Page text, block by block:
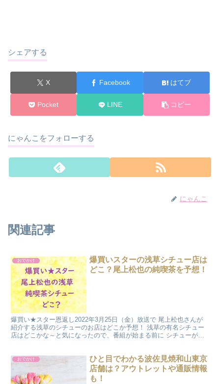
シェアする
X Facebook はてブ
Pocket LINE コピー
にゃんこをフォローする
にゃんこ
関連記事
おでかけ
爆買いスターの浅草シチュー店は
どこ？尾上松也の純喫茶を予想！
爆買い★スター恩返し2022年3月25日（金）放送で 尾上松也さんが
紹介する浅草のシチューのお店はどこか予想！ 浅草の有名シチュー
店はどこかな～と気になったので、番組が始まる前に シチューが美
おでかけ
ひと目でわかる波佐見焼和山東京
店舗は？アウトレットや通販情報
も！